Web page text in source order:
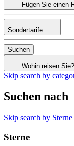
Fügen Sie einen
Sondertarife
Suchen
Wohin reisen Sie?
Skip search by
Suchen nach
Skip search by Sterne
Sterne